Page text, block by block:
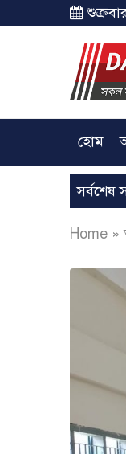
হোম
সর্বশেষ
মূল্যবৃদ্ধি,
Home »